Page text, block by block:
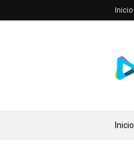
Inicio
Inicio